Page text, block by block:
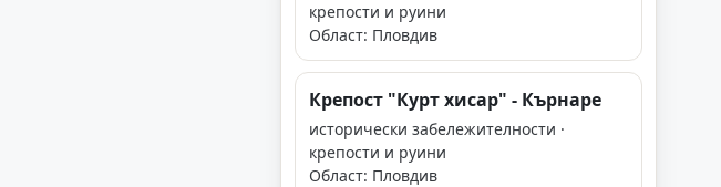
крепости и руини
Област: Пловдив
Крепост "Курт хисар" - Кърнаре
исторически забележителности ·
крепости и руини
Област: Пловдив